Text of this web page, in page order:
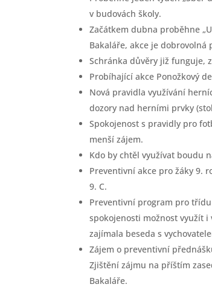
v budovách školy.
Začátkem dubna proběhne
Bakaláře, akce je
Schránka důvěry již funguje,
Probíhající akce Ponožkový
Nová pravidla využívání
dozory nad herními prvky
Spokojenost s pravidly pro
menší zájem.
Kdo by chtěl využívat boudu
Preventivní akce pro žáky 9.
9. C.
Preventivní program pro třídu
spokojenosti možnost využít
zajímala beseda s
Zájem o preventivní
Zjištění zájmu na příštím
Bakaláře.